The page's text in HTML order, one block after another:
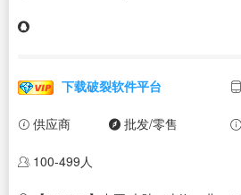
下载破裂软件平台
供应商 批发/零售
100-499人